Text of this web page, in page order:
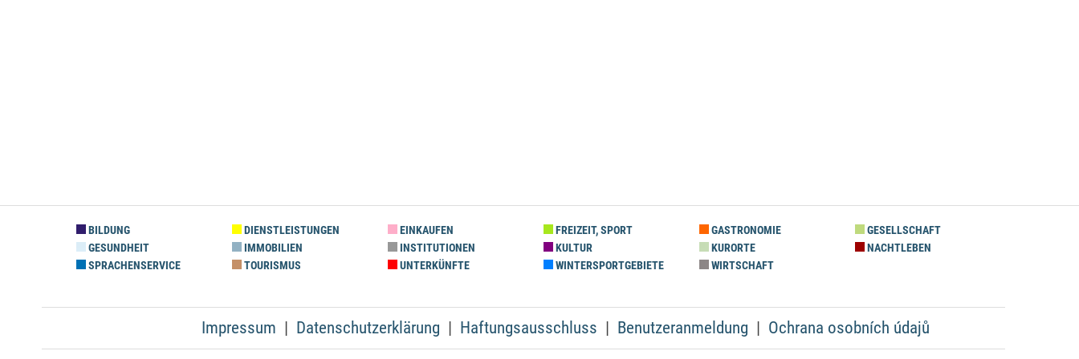
BILDUNG DIENSTLEISTUNGEN EINKAUFEN FREIZEIT, SPORT GASTRONOMIE
GESELLSCHAFT
GESUNDHEIT
IMMOBILIEN INSTITUTIONEN KULTUR KURORTE
NACHTLEBEN
SPRACHENSERVICE
TOURISMUS UNTERKÜNFTE WINTERSPORTGEBIETE WIRTSCHAFT
Impressum Datenschutzerklärung Haftungsausschluss Benutzeranmeldung Ochrana osobních údajů